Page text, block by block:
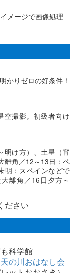
メージで画像処理
かりゼロの好条件！
空撮影。初級者向け
明け方）、土星（宵
離角／12～13日：ペ
明：スペインなどで
離角／16日夕方～
ださい